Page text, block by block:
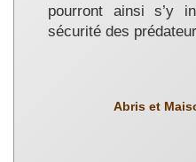
pourront ainsi s’y
sécurité des
Abris et